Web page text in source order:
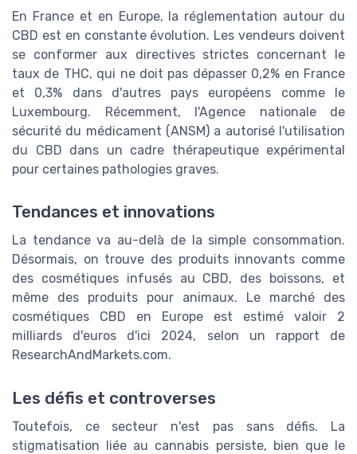
En France et en Europe, la réglementation autour du
CBD est en constante évolution. Les vendeurs doivent
se conformer aux directives strictes concernant le
taux de THC, qui ne doit pas dépasser 0,2% en France
et 0,3% dans d'autres pays européens comme le
Luxembourg. Récemment, l'Agence nationale de
sécurité du médicament (ANSM) a autorisé l'utilisation
du CBD dans un cadre thérapeutique expérimental
pour certaines pathologies graves.
Tendances et innovations
La tendance va au-delà de la simple consommation.
Désormais, on trouve des produits innovants comme
des cosmétiques infusés au CBD, des boissons, et
même des produits pour animaux. Le marché des
cosmétiques CBD en Europe est estimé valoir 2
milliards d'euros d'ici 2024, selon un rapport de
ResearchAndMarkets.com.
Les défis et controverses
Toutefois, ce secteur n'est pas sans défis. La
stigmatisation liée au cannabis persiste, bien que le